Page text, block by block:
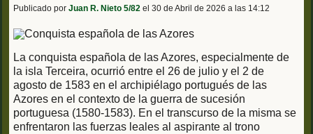
Publicado por Juan R. Nieto 5/82 el 30 de Abril de 2026 a las 14:12
La conquista española de las Azores, especialmente de
la isla Terceira, ocurrió entre el 26 de julio y el 2 de
agosto de 1583 en el archipiélago portugués de las
Azores en el contexto de la guerra de sucesión
portuguesa (1580-1583). En el transcurso de la misma se
enfrentaron las fuerzas leales al aspirante al trono